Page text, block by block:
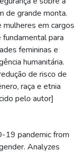
de grande monta.
mulheres em cargos
para
femininas e
humanitária.
de risco de
raça e etnia
pelo autor]
19 pandemic from
Analyzes